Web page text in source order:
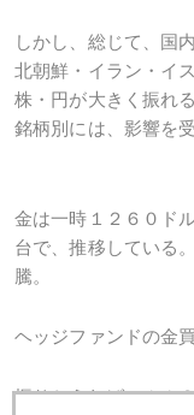
しかし、総じて、国
北朝鮮・イラン・イ
株・円が大きく振れ
銘柄別には、影響を
金は一時１２６０ド
台で、推移している
騰。
ヘッジファンドの金
振りかえれば、１１